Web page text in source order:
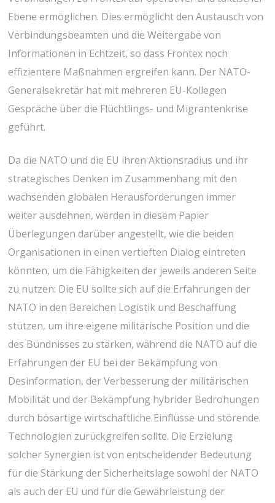
Ebene ermöglichen. Dies ermöglicht den Austausch von
Verbindungsbeamten und die Weitergabe von
Informationen in Echtzeit, so dass Frontex noch
effizientere Maßnahmen ergreifen kann. Der NATO-
Generalsekretär hat mit mehreren EU-Kollegen
Gespräche über die Flüchtlings- und Migrantenkrise
geführt.
Da die NATO und die EU ihren Aktionsradius und ihr
strategisches Denken im Zusammenhang mit den
wachsenden globalen Herausforderungen immer
weiter ausdehnen, werden in diesem Papier
Überlegungen darüber angestellt, wie die beiden
Organisationen in einen vertieften Dialog eintreten
könnten, um die Fähigkeiten der jeweils anderen Seite
zu nutzen: Die EU sollte sich auf die Erfahrungen der
NATO in den Bereichen Logistik und Beschaffung
stützen, um ihre eigene militärische Position und die
des Bündnisses zu stärken, während die NATO auf die
Erfahrungen der EU bei der Bekämpfung von
Desinformation, der Verbesserung der militärischen
Mobilität und der Bekämpfung hybrider Bedrohungen
durch bösartige wirtschaftliche Einflüsse und störende
Technologien zurückgreifen sollte. Die Erzielung
solcher Synergien ist von entscheidender Bedeutung
für die Stärkung der Sicherheitslage sowohl der NATO
als auch der EU und für die Gewährleistung der